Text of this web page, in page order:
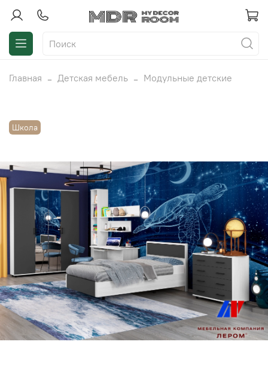
Главная Детская мебель Модульные детские
Школа